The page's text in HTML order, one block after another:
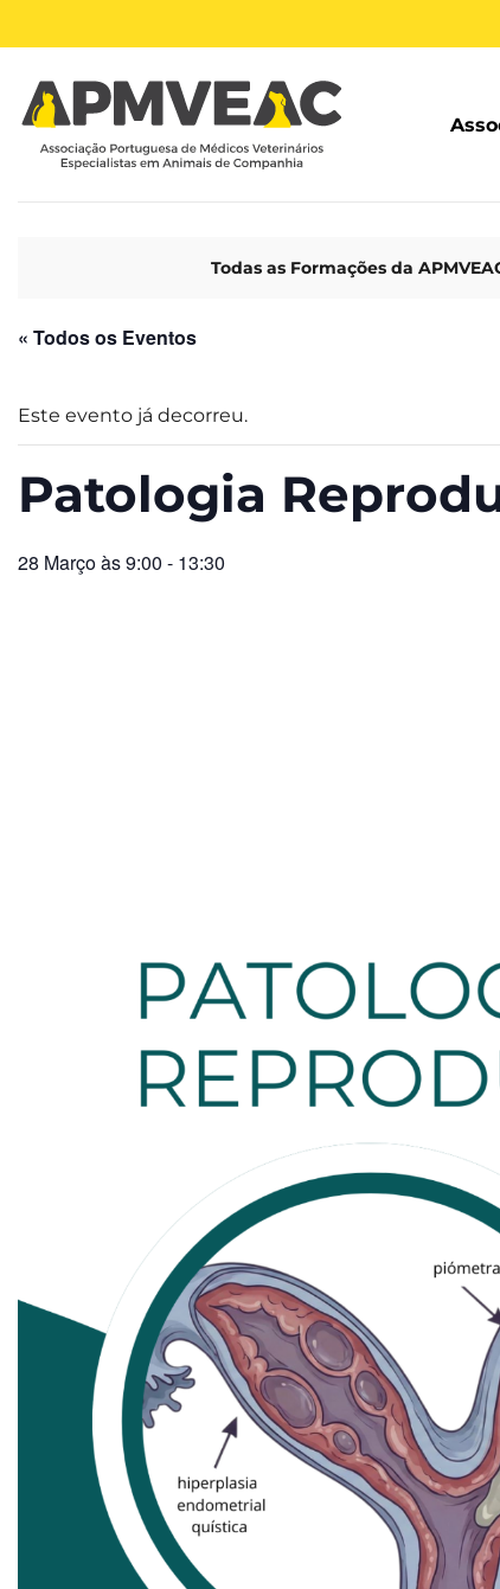
to
Todas as Formações da
« Todos os Eventos
Este evento já decorreu.
Patologia
28 Março às 9:00 - 13:30